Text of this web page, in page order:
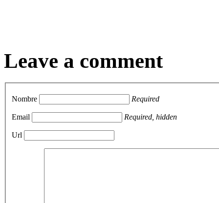
Leave a comment
Nombre Required
Email Required, hidden
Url